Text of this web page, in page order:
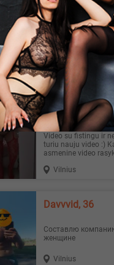
AudLo, 40
Crosdress ieško Dom. Lieknas
tvarkingas crosdress
dominuojančia
Vilnius
Fistingas, 44
Video su fistingu ir ne tik :) Jau dar
turiu nauju video :)
asmenine video
Vilnius
Davvvid, 36
Составлю компанию обеспеченной
женщине
Vilnius